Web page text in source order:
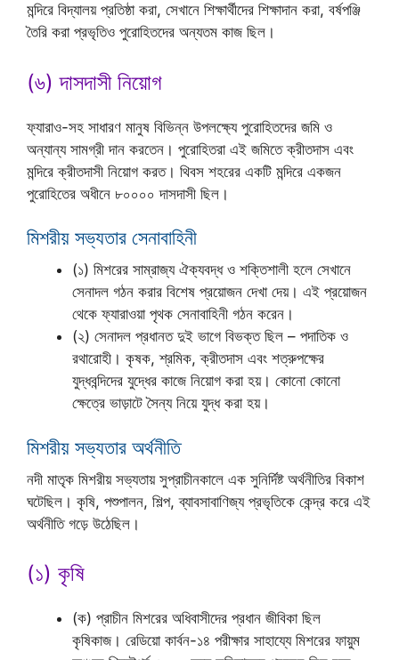
মন্দিরে বিদ্যালয় প্রতিষ্ঠা করা, সেখানে শিক্ষার্থীদের শিক্ষাদান করা, বর্ষপঞ্জি
তৈরি করা প্রভৃতিও পুরোহিতদের অন্যতম কাজ ছিল।
(৬) দাসদাসী নিয়োগ
ফ্যারাও-সহ সাধারণ মানুষ বিভিন্ন উপলক্ষ্যে পুরোহিতদের জমি ও
অন্যান্য সামগ্রী দান করতেন। পুরোহিতরা এই জমিতে ক্রীতদাস এবং
মন্দিরে ক্রীতদাসী নিয়োগ করত। থিবস শহরের একটি মন্দিরে একজন
পুরোহিতের অধীনে ৮০০০০ দাসদাসী ছিল।
মিশরীয় সভ্যতার সেনাবাহিনী
(১) মিশরের সাম্রাজ্য ঐক্যবদ্ধ ও শক্তিশালী হলে সেখানে
সেনাদল গঠন করার বিশেষ প্রয়োজন দেখা দেয়। এই প্রয়োজন
থেকে ফ্যারাওয়া পৃথক সেনাবাহিনী গঠন করেন।
(২) সেনাদল প্রধানত দুই ভাগে বিভক্ত ছিল – পদাতিক ও
রথারোহী। কৃষক, শ্রমিক, ক্রীতদাস এবং শত্রুপক্ষের
যুদ্ধবন্দিদের যুদ্ধের কাজে নিয়োগ করা হয়। কোনো কোনো
ক্ষেত্রে ভাড়াটে সৈন্য নিয়ে যুদ্ধ করা হয়।
মিশরীয় সভ্যতার অর্থনীতি
নদী মাতৃক মিশরীয় সভ্যতায় সুপ্রাচীনকালে এক সুনির্দিষ্ট অর্থনীতির বিকাশ
ঘটেছিল। কৃষি, পশুপালন, শিল্প, ব্যাবসাবাণিজ্য প্রভৃতিকে কেন্দ্র করে এই
অর্থনীতি গড়ে উঠেছিল।
(১) কৃষি
(ক) প্রাচীন মিশরের অধিবাসীদের প্রধান জীবিকা ছিল
কৃষিকাজ। রেডিয়ো কার্বন-১৪ পরীক্ষার সাহায্যে মিশরের ফায়ুম